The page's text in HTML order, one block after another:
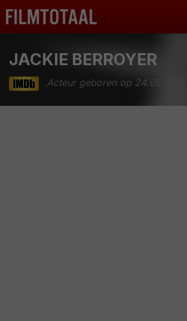
JACKIE BERROYER
Acteur geboren op 24.05.1946